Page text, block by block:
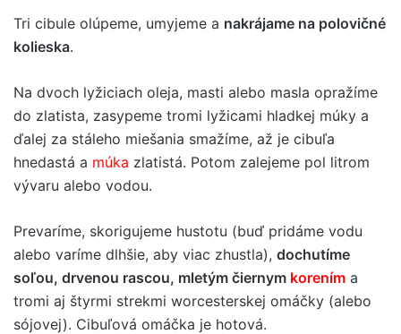
Tri cibule olúpeme, umyjeme a nakrájame na polovičné
kolieska.
Na dvoch lyžiciach oleja, masti alebo masla opražíme
do zlatista, zasypeme tromi lyžicami hladkej múky a
ďalej za stáleho miešania smažíme, až je cibuľa
hnedastá a múka zlatistá. Potom zalejeme pol litrom
vývaru alebo vodou.
Prevaríme, skorigujeme hustotu (buď pridáme vodu
alebo varíme dlhšie, aby viac zhustla), dochutíme
soľou, drvenou rascou, mletým čiernym korením a
tromi aj štyrmi strekmi worcesterskej omáčky (alebo
sójovej). Cibuľová omáčka je hotová.